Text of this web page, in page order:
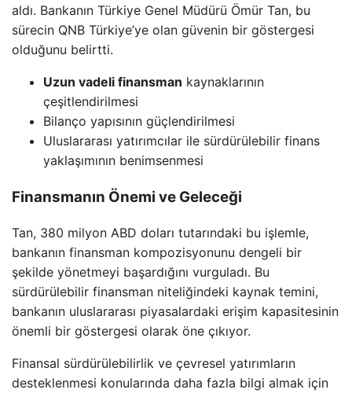
aldı. Bankanın Türkiye Genel Müdürü Ömür Tan, bu
sürecin QNB Türkiye’ye olan güvenin bir göstergesi
olduğunu belirtti.
Uzun vadeli finansman kaynaklarının
çeşitlendirilmesi
Bilanço yapısının güçlendirilmesi
Uluslararası yatırımcılar ile sürdürülebilir finans
yaklaşımının benimsenmesi
Finansmanın Önemi ve Geleceği
Tan, 380 milyon ABD doları tutarındaki bu işlemle,
bankanın finansman kompozisyonunu dengeli bir
şekilde yönetmeyi başardığını vurguladı. Bu
sürdürülebilir finansman niteliğindeki kaynak temini,
bankanın uluslararası piyasalardaki erişim kapasitesinin
önemli bir göstergesi olarak öne çıkıyor.
Finansal sürdürülebilirlik ve çevresel yatırımların
desteklenmesi konularında daha fazla bilgi almak için